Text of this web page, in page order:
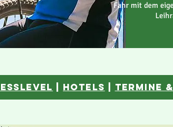
Fahr mit dem
hotelS Termine